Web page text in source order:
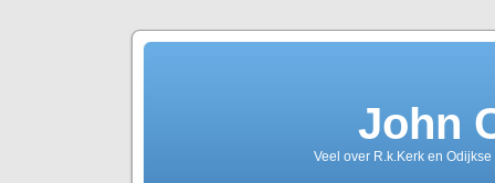
John
Veel over R.k.Kerk en